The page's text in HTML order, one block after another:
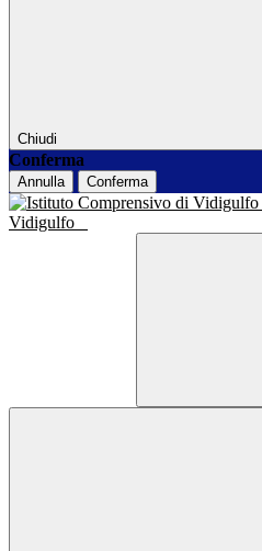
Chiudi
Conferma
Annulla Conferma
Vidigulfo